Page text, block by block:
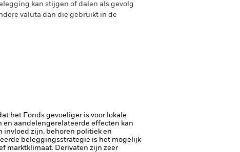
kan stijgen of dalen als gevolg
valuta dan die gebruikt in de
het Fonds gevoeliger is voor lokale
en aandelengerelateerde effecten kan
invloed zijn, behoren politiek en
beleggingsstrategie is het mogelijk
marktklimaat. Derivaten zijn zeer